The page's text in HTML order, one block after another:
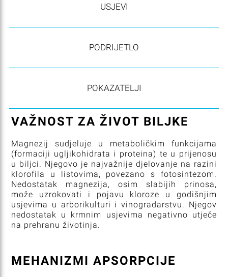
USJEVI
PODRIJETLO
POKAZATELJI
VAŽNOST ZA ŽIVOT BILJKE
Magnezij sudjeluje u metaboličkim funkcijama
(formaciji ugljikohidrata i proteina) te u prijenosu
u biljci. Njegovo je najvažnije djelovanje na razini
klorofila u listovima, povezano s fotosintezom.
Nedostatak magnezija, osim slabijih prinosa,
može uzrokovati i pojavu kloroze u godišnjim
usjevima u arborikulturi i vinogradarstvu. Njegov
nedostatak u krmnim usjevima negativno utječe
na prehranu životinja.
MEHANIZMI APSORPCIJE